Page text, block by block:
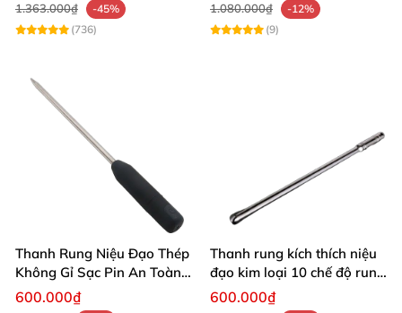
1.363.000₫
-45%
(736)
1.080.000₫
-12%
(9)
Thanh Rung Niệu Đạo Thép
Không Gỉ Sạc Pin An Toàn
Kích Thích Niệu Đạo
600.000₫
Thanh rung kích thích niệu
đạo kim loại 10 chế độ rung
đồng tính gay
600.000₫